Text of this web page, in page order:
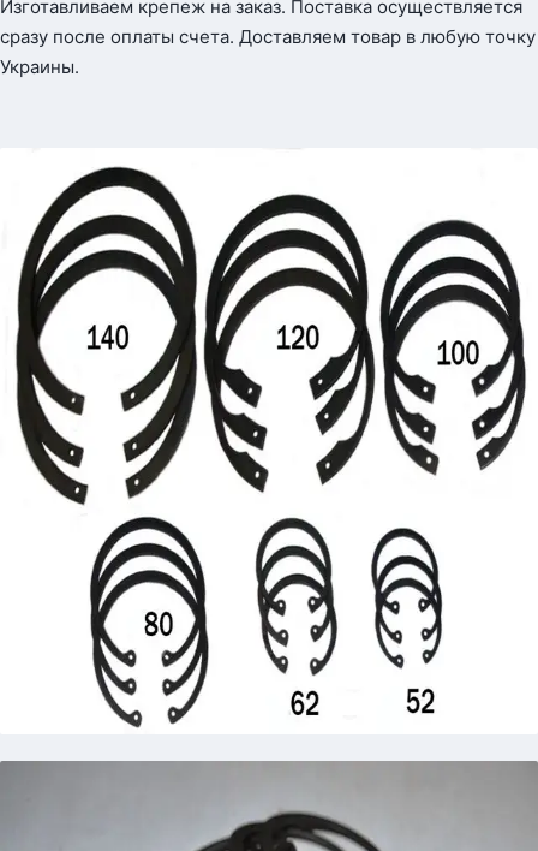
Изготавливаем крепеж на заказ. Поставка осуществляется
сразу после оплаты счета. Доставляем товар в любую точку
Украины.